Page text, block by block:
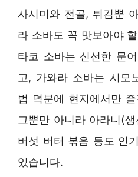
사시미와 전골, 튀김뿐
라 소바도 꼭 맛보아야
타코 소바는 신선한 문
고, 가와라 소바는 시모
법 덕분에 현지에서만
그뿐만 아니라 아라니(
버섯 버터 볶음 등도 인
있습니다.